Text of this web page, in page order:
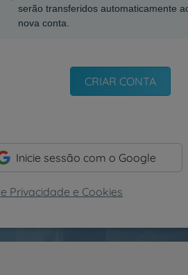
serão transferidos automaticamente
nova conta.
CRIAR CONTA
Inicie sessão com o Google
Privacidade e Cookies